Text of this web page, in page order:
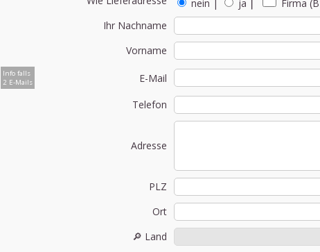
nein ja
Firma
Ihr Nachname
Vorname
Info falls
2 E-Mails
E-Mail
Telefon
Adresse
PLZ
Ort
🔎 Land